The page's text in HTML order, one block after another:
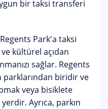
bir taksi transferi
Park'a taksi
kültürel açıdan
sağlar. Regents
parklarından biridir ve
veya bisiklete
Ayrıca, parkın